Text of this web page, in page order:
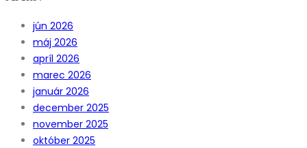
jún 2026
máj 2026
apríl 2026
marec 2026
január 2026
december 2025
november 2025
október 2025